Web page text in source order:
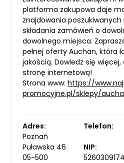
platforma zakupowa daje
znajdowania
składania zamówień o
dowolnego miejsca.
pełnej oferty Auchan, która
jakością. Dowiedz się
stronę internetową!
Strona www: https://
promocyjne.pl/sklepy/
Adres:
Poznań
Puławska 46
05-500
Telefon:
NIP:
5260309174